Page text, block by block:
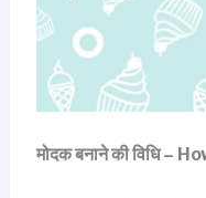
मोदक बनाने की विधि –